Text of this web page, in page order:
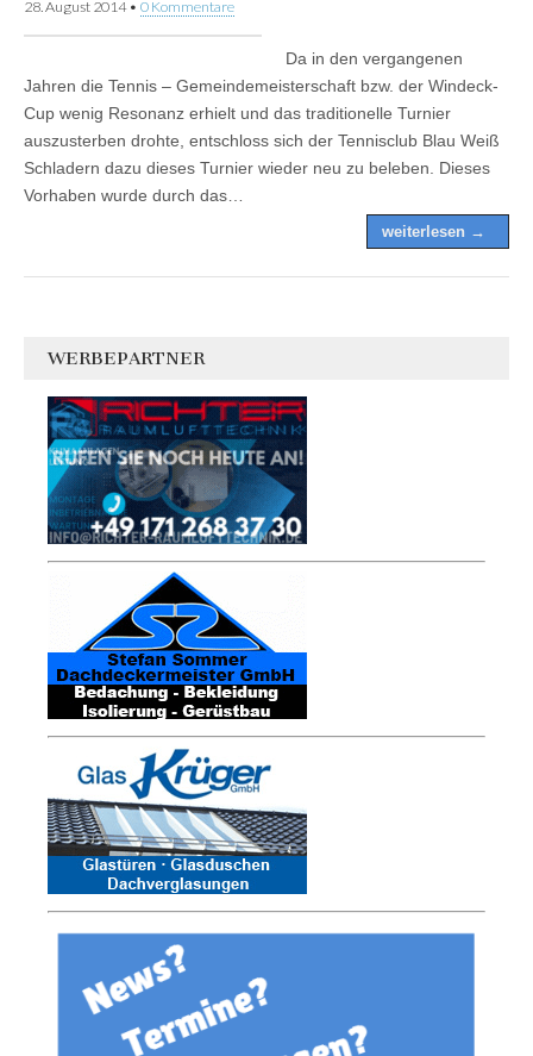
28. August 2014• 0 Kommentare
Da in den vergangenen
Jahren die Tennis – Gemeindemeisterschaft bzw. der Windeck-
Cup wenig Resonanz erhielt und das traditionelle Turnier
auszusterben drohte, entschloss sich der Tennisclub Blau Weiß
Schladern dazu dieses Turnier wieder neu zu beleben. Dieses
Vorhaben wurde durch das…
weiterlesen →
WERBEPARTNER